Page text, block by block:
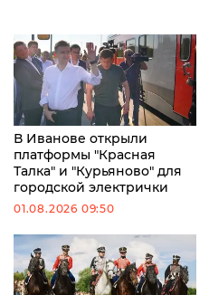
В Иванове открыли
платформы "Красная
Талка" и "Курьяново" для
городской электрички
01.08.2026 09:50